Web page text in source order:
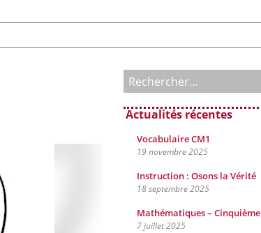
Actualités récentes
Vocabulaire CM1
19 novembre 2025
Instruction : Osons la Vérité
18 septembre 2025
Mathématiques – Cinquième
7 juillet 2025